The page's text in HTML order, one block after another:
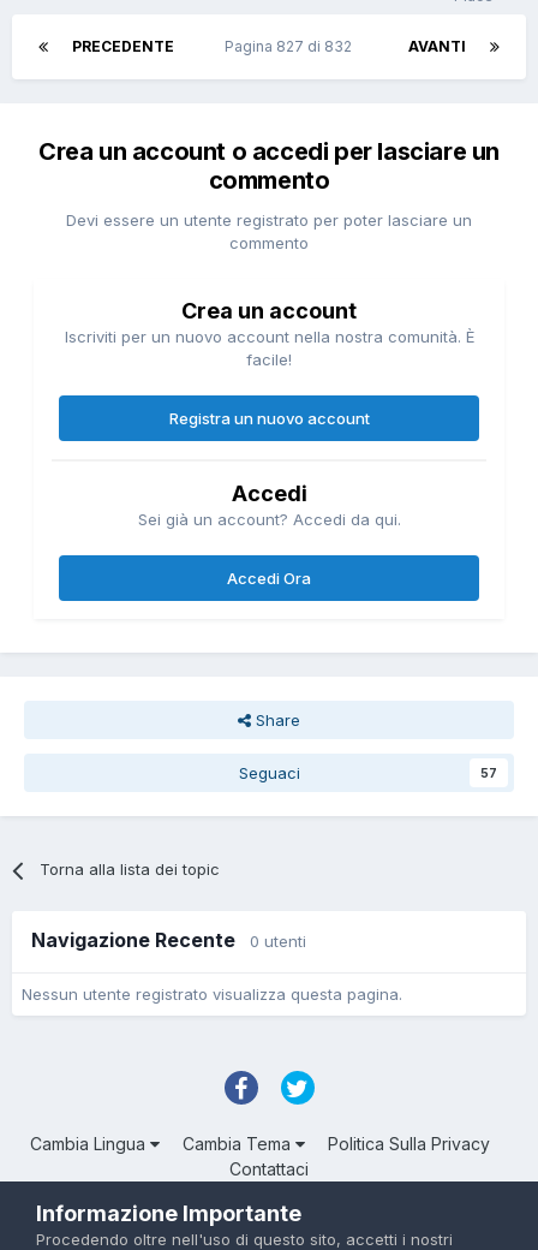
PRECEDENTE AVANTI
Pagina 827 di 832
Crea un account o accedi per lasciare un
commento
Devi essere un utente registrato per poter lasciare un
commento
Crea un account
Iscriviti per un nuovo account nella nostra comunità. È
facile!
Registra un nuovo account
Accedi
Sei già un account? Accedi da qui.
Accedi Ora
Share
Seguaci 57
Torna alla lista dei topic
Navigazione Recente 0 utenti
Nessun utente registrato visualizza questa pagina.
Cambia Lingua Cambia Tema
Politica Sulla Privacy
Contattaci
Powered by Invision Community
Informazione Importante
Procedendo oltre nell'uso di questo sito, accetti i nostri